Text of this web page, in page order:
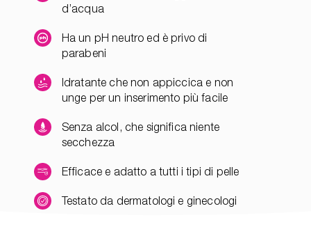
d’acqua
Ha un pH neutro ed è privo di
parabeni
Idratante che non appiccica e non
unge per un inserimento più facile
Senza alcol, che significa niente
secchezza
Efficace e adatto a tutti i tipi di pelle
Testato da dermatologi e ginecologi